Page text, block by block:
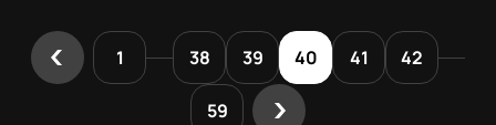
компьютера.
рублей —
кастомное
СЖО.
загрузки
на три
секунды,
1 38 39 40 41 42
59